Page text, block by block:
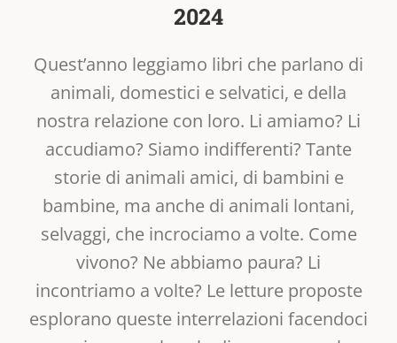
2024
Quest’anno leggiamo libri che parlano di
animali, domestici e selvatici, e della
nostra relazione con loro. Li amiamo? Li
accudiamo? Siamo indifferenti? Tante
storie di animali amici, di bambini e
bambine, ma anche di animali lontani,
selvaggi, che incrociamo a volte. Come
vivono? Ne abbiamo paura? Li
incontriamo a volte? Le letture proposte
esplorano queste interrelazioni facendoci